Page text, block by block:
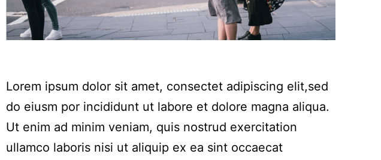
Lorem ipsum dolor sit amet, consectet adipiscing elit,sed
do eiusm por incididunt ut labore et dolore magna aliqua.
Ut enim ad minim veniam, quis nostrud exercitation
ullamco laboris nisi ut aliquip ex ea sint occaecat